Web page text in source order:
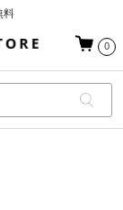
料
商品を除く）
0